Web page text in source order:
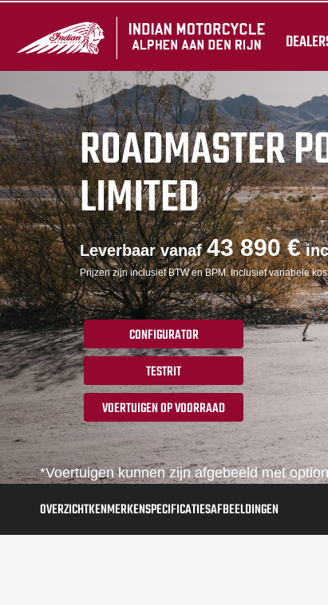
ROADMASTER
LIMITED
Leverbaar vanaf43 890 €
Prijzen zijn inclusief BTW en BPM. Inclusief variabele
CONFIGURATOR
TESTRIT
VOERTUIGEN OP VOORRAAD
*Voertuigen kunnen zijn afgebeeld met
OVERZICHTKENMERKENSPECIFICATIESAFBEELDINGEN